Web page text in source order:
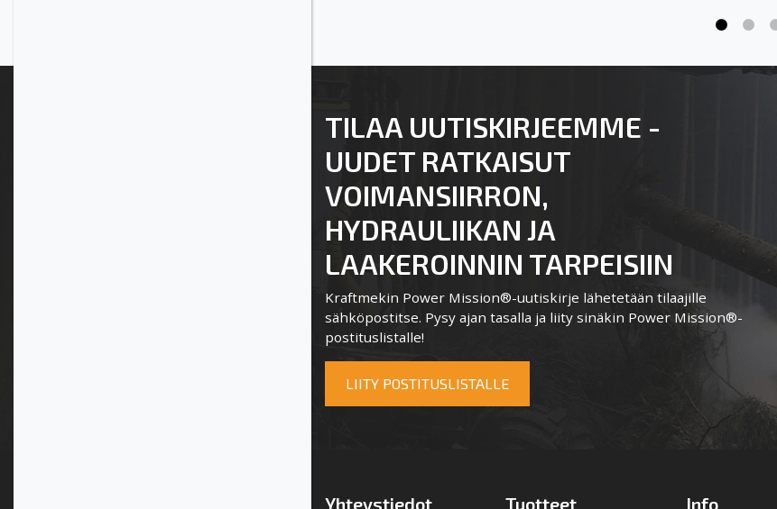
TILAA UUTISKIRJEEMME -
UUDET RATKAISUT
VOIMANSIIRRON,
HYDRAULIIKAN JA
LAAKEROINNIN TARPEISIIN
Kraftmekin Power Mission®-uutiskirje lähetetään tilaajille
sähköpostitse. Pysy ajan tasalla ja liity sinäkin Power Mission®-
postituslistalle!
LIITY POSTITUSLISTALLE
Yhteystiedot Tuotteet Info